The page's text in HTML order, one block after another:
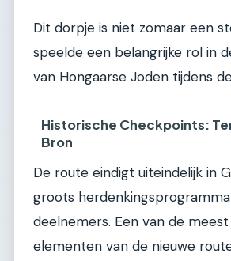
Dit dorpje is niet zomaar een
speelde een belangrijke rol in
van Hongaarse Joden tijdens
Historische Checkpoints:
Bron
De route eindigt uiteindelijk in
groots
deelnemers. Een van de
elementen van de nieuwe